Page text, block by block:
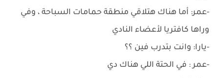
-عمر: أما هناك هتلاقي منطقة حمامات السباحة ، وفي
وراها كافتريا لأعضاء النادي
-يارا: وانت بتدرب فين ؟؟
-عمر : في الحتة اللي هناك دي